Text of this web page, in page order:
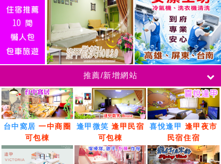
推薦/新增網站
台中窩居 一中商圈
可包棟
逢甲微笑 逢甲民宿
可包棟
喜悅逢甲 逢甲夜市
民宿住宿